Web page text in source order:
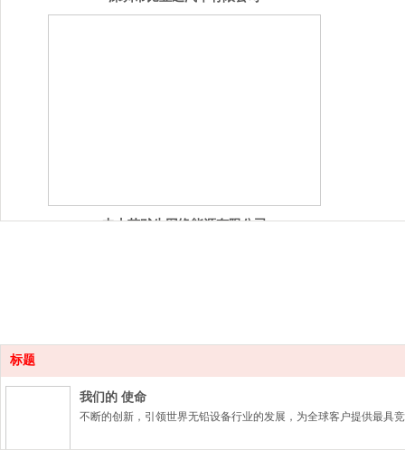
中山艾默生网络能源有限公司
标题
我们的 使命
不断的创新，引领世界无铅设备行业的发展，为全球客户提供最具